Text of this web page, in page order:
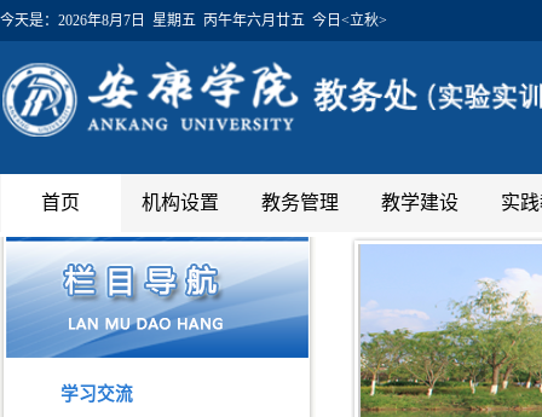
今天是： 2026年8月7日 星期五 丙午年六月廿五 今日<立秋>
首页 机构设置 教务管理 教学建设 实
学习交流